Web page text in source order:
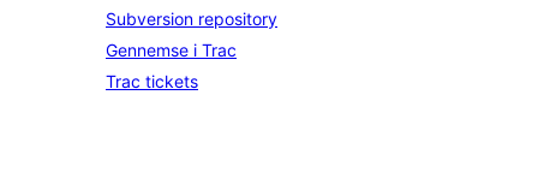
Subversion repository
Gennemse i Trac
Trac tickets